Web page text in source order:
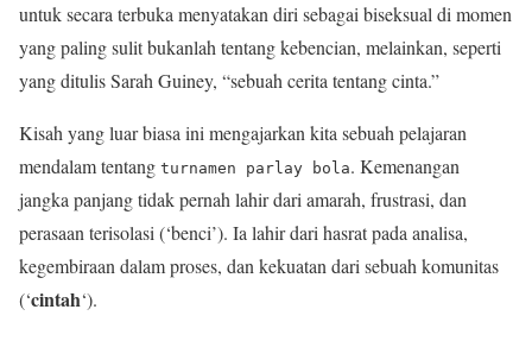
untuk secara terbuka menyatakan diri sebagai biseksual di momen
yang paling sulit bukanlah tentang kebencian, melainkan, seperti
yang ditulis Sarah Guiney, “sebuah cerita tentang cinta.”
Kisah yang luar biasa ini mengajarkan kita sebuah pelajaran
mendalam tentang turnamen parlay bola. Kemenangan
jangka panjang tidak pernah lahir dari amarah, frustrasi, dan
perasaan terisolasi (‘benci’). Ia lahir dari hasrat pada analisa,
kegembiraan dalam proses, dan kekuatan dari sebuah komunitas
(‘cintah‘).